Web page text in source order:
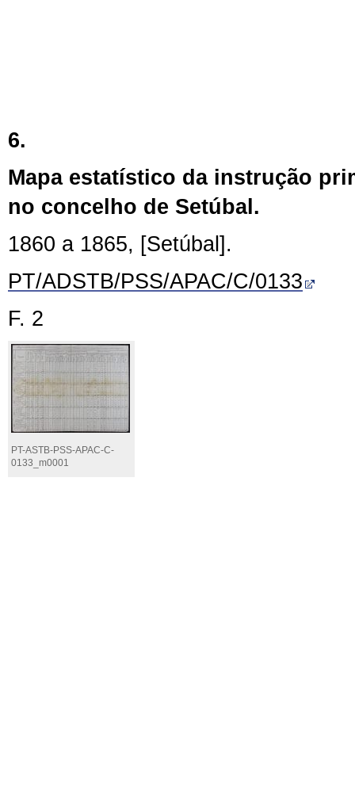
6.
Mapa estatístico da instrução
no concelho de Setúbal.
1860 a 1865, [Setúbal].
PT/ADSTB/PSS/APAC/C/0133
F. 2
PT-ASTB-PSS-APAC-C-
0133_m0001